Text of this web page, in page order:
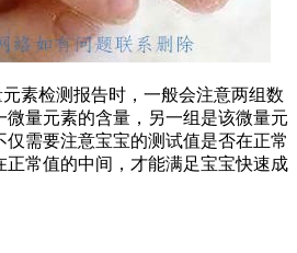
素检测报告时，一般会注意两组数
量元素的含量，另一组是该微量元
需要注意宝宝的测试值是否在正常
正常值的中间，才能满足宝宝快速成